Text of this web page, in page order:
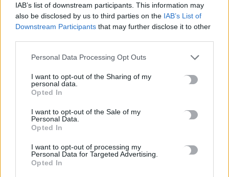
IAB’s list of downstream participants. This information may
also be disclosed by us to third parties on the IAB’s List of
Downstream Participants that may further disclose it to other
Personal Data Processing Opt Outs
I want to opt-out of the Sharing of my
personal data.
Opted In
I want to opt-out of the Sale of my
Personal Data.
Opted In
I want to opt-out of processing my
Personal Data for Targeted Advertising.
Opted In
ΔΙΕΘΝΗ
«Έπεσαν» η Amazon και η Microsoft –
εκατομμύρια χρήστες
Τετάρτης (29.10.2025), μετά την ταυτόχρονη πτώση δύο από…
Newsroom
ΡΟΗ ΕΙΔΗΣΕΩΝ